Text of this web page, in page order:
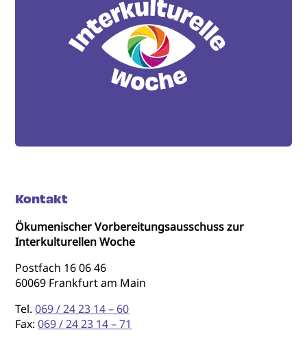
Kontakt
Ökumenischer Vorbereitungsausschuss zur
Interkulturellen Woche
Postfach 16 06 46
60069 Frankfurt am Main
Tel.069 / 24 23 14 – 60
Fax:069 / 24 23 14 – 71